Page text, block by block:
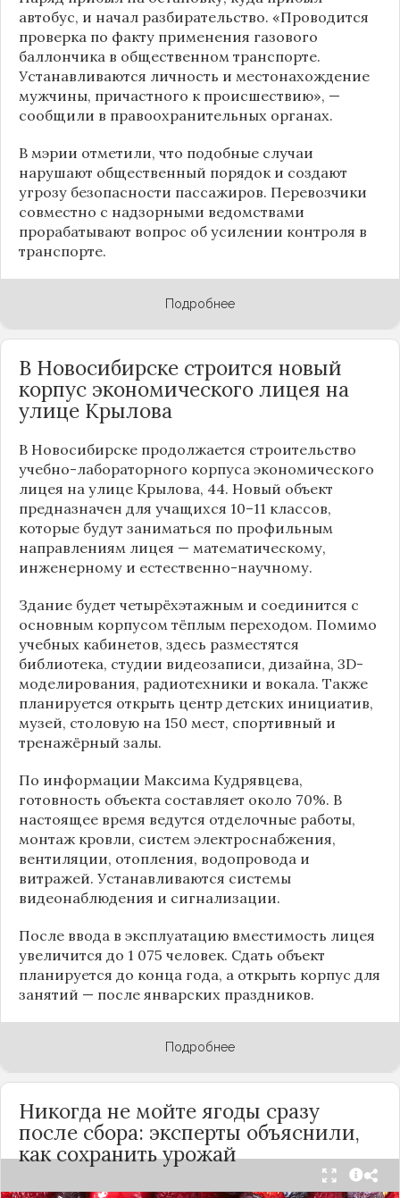
автобус, и начал разбирательство. «Проводится
проверка по факту применения газового
баллончика в общественном транспорте.
Устанавливаются личность и местонахождение
мужчины, причастного к происшествию», —
сообщили в правоохранительных органах.
В мэрии отметили, что подобные случаи
нарушают общественный порядок и создают
угрозу безопасности пассажиров. Перевозчики
совместно с надзорными ведомствами
прорабатывают вопрос об усилении контроля в
транспорте.
Подробнее
В Новосибирске строится новый
корпус экономического лицея на
улице Крылова
В Новосибирске продолжается строительство
учебно-лабораторного корпуса экономического
лицея на улице Крылова, 44. Новый объект
предназначен для учащихся 10–11 классов,
которые будут заниматься по профильным
направлениям лицея — математическому,
инженерному и естественно-научному.
Здание будет четырёхэтажным и соединится с
основным корпусом тёплым переходом. Помимо
учебных кабинетов, здесь разместятся
библиотека, студии видеозаписи, дизайна, 3D-
моделирования, радиотехники и вокала. Также
планируется открыть центр детских инициатив,
музей, столовую на 150 мест, спортивный и
тренажёрный залы.
По информации Максима Кудрявцева,
готовность объекта составляет около 70%. В
настоящее время ведутся отделочные работы,
монтаж кровли, систем электроснабжения,
вентиляции, отопления, водопровода и
витражей. Устанавливаются системы
видеонаблюдения и сигнализации.
После ввода в эксплуатацию вместимость лицея
увеличится до 1 075 человек. Сдать объект
планируется до конца года, а открыть корпус для
занятий — после январских праздников.
Подробнее
Никогда не мойте ягоды сразу
после сбора: эксперты объяснили,
как сохранить урожай